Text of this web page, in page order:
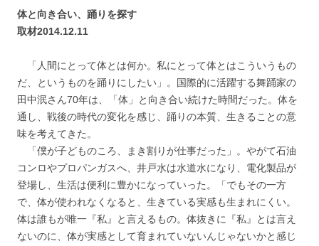
体と向き合い、踊りを探す
取材2014.12.11
「人間にとって体とは何か。私にとって体とはこういうもの
だ、というものを踊りにしたい」。国際的に活躍する舞踊家の
田中泯さん70年は、「体」と向き合い続けた時間だった。体を
通し、戦後の時代の変化を感じ、踊りの本質、生きることの意
味を考えてきた。
「僕が子どものころ、まき割りが仕事だった」。やがて石油
コンロやプロパンガスへ、井戸水は水道水になり、電化製品が
登場し、生活は便利に豊かになっていった。「でもその一方
で、体が使われなくなると、生きている実感も生まれにくい。
体は誰もが唯一『私』と言えるもの。体抜きに『私』とは言え
ないのに、体が実感として育まれていないんじゃないかと感じ